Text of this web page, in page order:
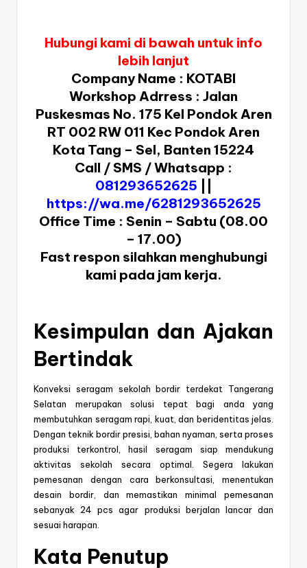
Hubungi kami di bawah untuk info
lebih lanjut
Company Name : KOTABI
Workshop Adrress : Jalan
Puskesmas No. 175 Kel Pondok Aren
RT 002 RW 011 Kec Pondok Aren
Kota Tang – Sel, Banten 15224
Call / SMS / Whatsapp :
081293652625
https://wa.me/6281293652625
Office Time : Senin – Sabtu (08.00
– 17.00)
Fast respon silahkan menghubungi
kami pada jam kerja.
Kesimpulan dan Ajakan
Bertindak
Konveksi seragam sekolah bordir terdekat Tangerang
Selatan merupakan solusi tepat bagi anda yang
membutuhkan seragam rapi, kuat, dan beridentitas jelas.
Dengan teknik bordir presisi, bahan nyaman, serta proses
produksi terkontrol, hasil seragam siap mendukung
aktivitas sekolah secara optimal. Segera lakukan
pemesanan dengan cara berkonsultasi, menentukan
desain bordir, dan memastikan minimal pemesanan
sebanyak 24 pcs agar produksi berjalan lancar dan
sesuai harapan.
Kata Penutup